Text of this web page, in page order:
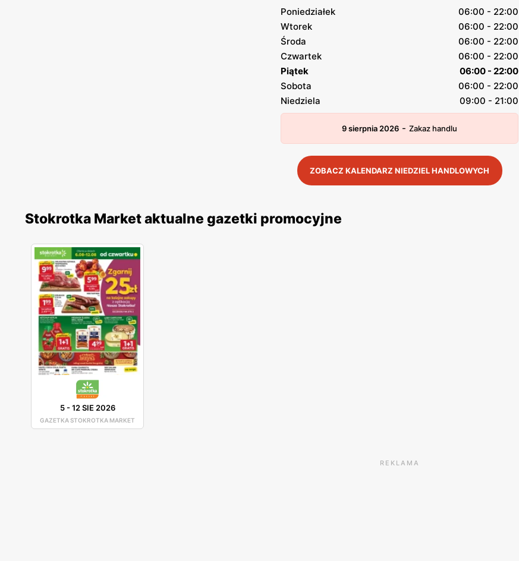
Poniedziałek
06:00 - 22:00
Wtorek
06:00 - 22:00
Środa
06:00 - 22:00
Czwartek
06:00 - 22:00
Piątek
06:00 - 22:00
Sobota
06:00 - 22:00
Niedziela
09:00 - 21:00
9 sierpnia 2026 - Zakaz handlu
ZOBACZ KALENDARZ NIEDZIEL HANDLOWYCH
Stokrotka Market aktualne gazetki promocyjne
5-12 SIE 2026
GAZETKA STOKROTKA MARKET
REKLAMA